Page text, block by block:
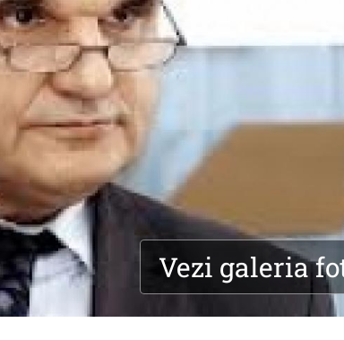
Vezi galeria